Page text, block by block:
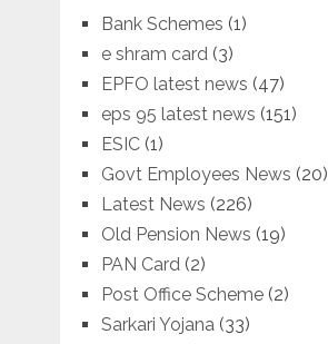
Bank Schemes (1)
e shram card (3)
EPFO latest news (47)
eps 95 latest news (151)
ESIC(1)
Govt Employees News (20)
Latest News (226)
Old Pension News (19)
PAN Card (2)
Post Office Scheme(2)
Sarkari Yojana (33)